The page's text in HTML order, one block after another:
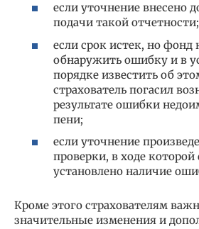
если уточнение внесено
подачи такой отчетности;
если срок истек, но фонд
обнаружить ошибку и в
порядке известить об
страхователь погасил
результате ошибки
пени;
если уточнение
проверки, в ходе
установлено наличие
Кроме этого страхователям
значительные изменения и